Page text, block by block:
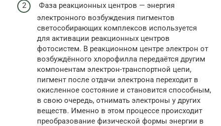
Фаза реакционных центров — энергия
электронного возбуждения пигментов
светособирающих комплексов используется
для активации реакционных центров
фотосистем. В реакционном центре электрон от
возбуждённого хлорофилла передаётся другим
компонентам электрон-транспортной цепи,
пигмент после отдачи электрона переходит в
окисленное состояние и становится способным,
в свою очередь, отнимать электроны у других
веществ. Именно в этом процессе происходит
преобразование физической формы энергии в